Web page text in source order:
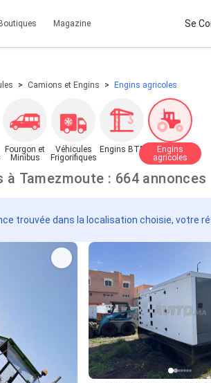
Boutiques Magazine Se
Camions et Engins Engins agricoles
Fourgon et
Minibus
Véhicules
Frigorifiques
Engins BTP
Engins
agricoles
Engins agricoles à Tamezmoute : 664 annonces
trouvée dans la localisation choisie, votre